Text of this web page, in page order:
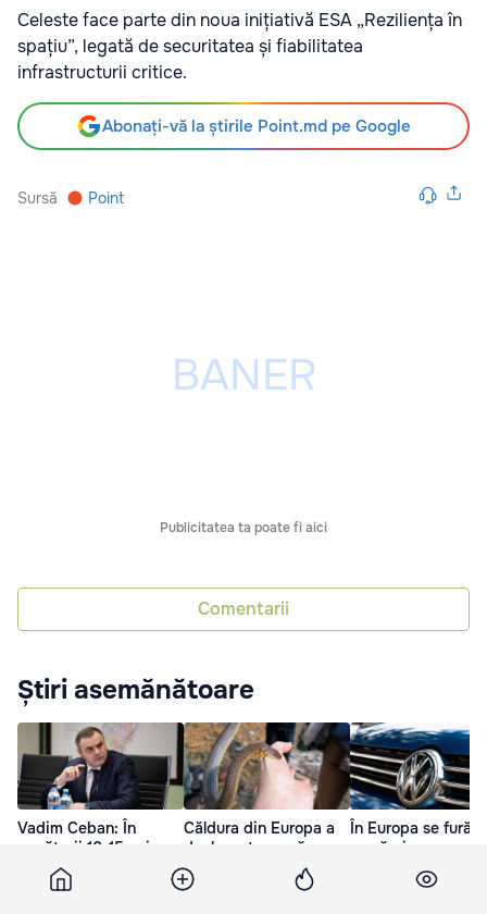
Celeste face parte din noua inițiativă ESA „Reziliența în
spațiu”, legată de securitatea și fiabilitatea
infrastructurii critice.
Abonați-vă la știrile Point.md pe Google
Sursă Point
Publicitatea ta poate fi aici
Comentarii
Știri asemănătoare
Vadim Ceban: În
următorii 10-15 ani,
gazul natural își va
păstra rolul în Europa
Căldura din Europa a
declanșat o nouă
amenințare: Întâlnirile
cu șerpi au crescut
În Europa se fură în
masă piese
Volkswagen:
depășesc 2.500